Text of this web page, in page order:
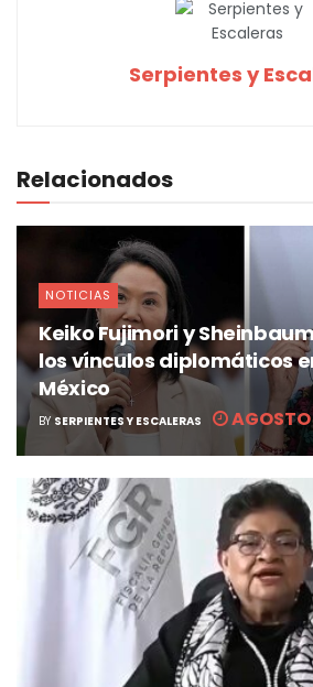
Serpientes y
Relacionados
NOTICIAS
Keiko Fujimori y
los vínculos diplomáticos
México
BY SERPIENTES Y ESCALERAS